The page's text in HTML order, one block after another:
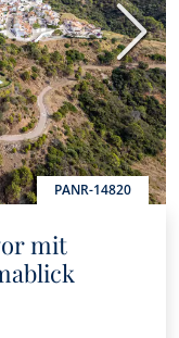
PANR-14820
mit